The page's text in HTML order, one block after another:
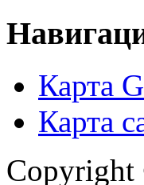
Карта
Карта
Copyright